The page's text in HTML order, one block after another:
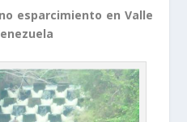
esparcimiento en Valle